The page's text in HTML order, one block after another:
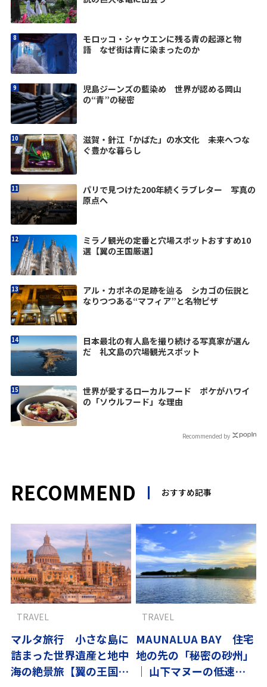
モロッコ・シャウエンに残る青の起源と物
語 なぜ街は青に染まったのか
児島ジーンズの藍染め 世界が認める岡山
の“青”の秘密
滋賀・針江「かばた」の水文化 未来へつな
ぐ豊かな暮らし
パリで見つけた200年続くラブレター 写真の
原点へ
ミラノ観光の定番と穴場スポットおすすめ10
選【翼の王国厳選】
アル・カポネの足跡を辿る シカゴの伝説と
なりつつある“マフィア”と名物ピザ
日本最北の有人島を撮り続ける写真家が選ん
だ 礼文島の穴場観光スポット
世界が愛するローカルフード ポケがハワイ
の「ソウルフード」な理由
Recommended by
RECOMMEND おすすめ記事
マルタ旅行 小さな島に
詰まった世界遺産と地中
海の絶景旅【翼の王国厳
TRAVEL
MAUNALUA BAY 住宅
地の先の「秘密の砂州」
｜ 山下マヌーの低速ハ
TRAVEL